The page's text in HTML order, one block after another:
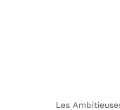
Les